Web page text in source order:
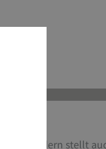
sondern stellt